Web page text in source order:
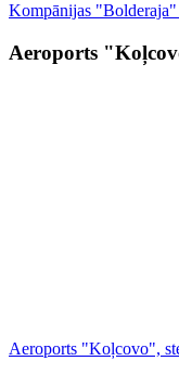
Kompānijas "Bolderaja"
Aeroports
Aeroports "Koļcovo",